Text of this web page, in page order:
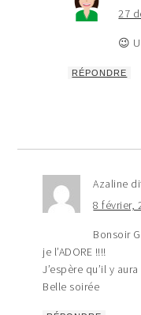
27
😉
RÉPONDRE
Azaline
8 février,
Bonsoir
je l’ADORE !!!!
J’espère qu’il y
Belle soirée